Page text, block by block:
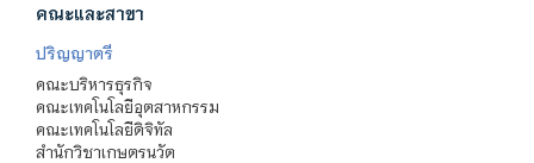
คณะและสาขา
ปริญญาตรี
คณะบริหารธุรกิจ
คณะเทคโนโลยีอุตสาหกรรม
คณะเทคโนโลยีดิจิทัล
สำนักวิชาเกษตรนวัต